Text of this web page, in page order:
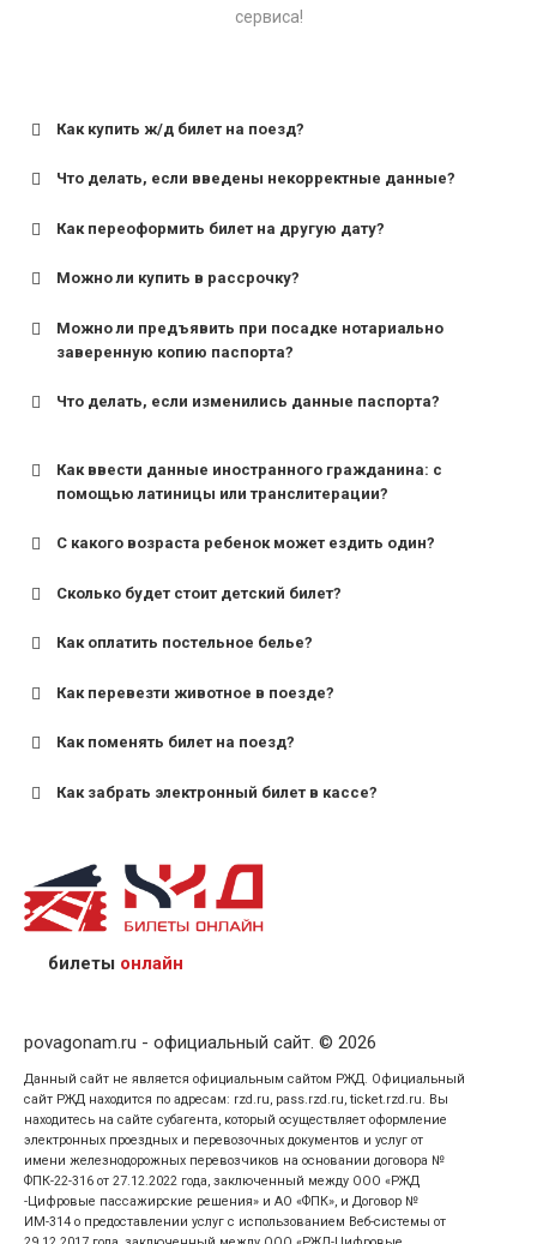
сервиса!
Как купить ж/д билет на поезд?
Что делать, если введены некорректные данные?
Как переоформить билет на другую дату?
Можно ли купить в рассрочку?
Можно ли предъявить при посадке нотариально
заверенную копию паспорта?
Что делать, если изменились данные паспорта?
Как ввести данные иностранного гражданина: с
помощью латиницы или транслитерации?
С какого возраста ребенок может ездить один?
для поездов дальнего следования — от 10 лет и
для пригородных поездов — от 7 лет.
Сколько будет стоит детский билет?
Как оплатить постельное белье?
Как перевезти животное в поезде?
Как поменять билет на поезд?
Как забрать электронный билет в кассе?
назвав кассиру 14-значный номер заказа;
предъявив удостоверение личности пассажира, на
кого оформлен билет.
билеты онлайн
povagonam.ru - официальный сайт. © 2026
Данный сайт не является официальным сайтом РЖД. Официальный
сайт РЖД находится по адресам: rzd.ru, pass.rzd.ru, ticket.rzd.ru. Вы
находитесь на сайте субагента, который осуществляет оформление
электронных проездных и перевозочных документов и услуг от
имени железнодорожных перевозчиков на основании договора №
ФПК-22-316 от 27.12.2022 года, заключенный между ООО «РЖД
-Цифровые пассажирские решения» и АО «ФПК», и Договор №
ИМ-314 о предоставлении услуг с использованием Веб-системы от